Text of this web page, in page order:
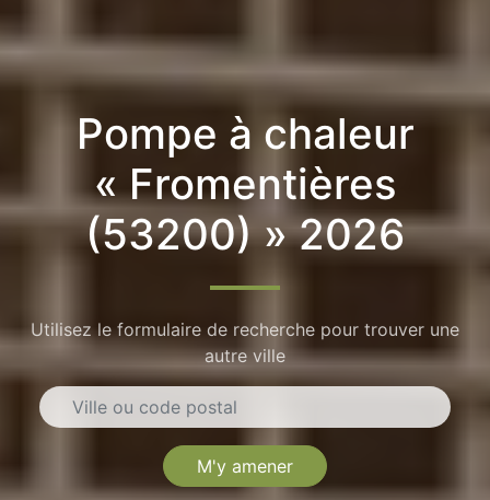
Pompe à chaleur
« Fromentières
(53200) » 2026
Utilisez le formulaire de recherche pour trouver une
autre ville
M'y amener